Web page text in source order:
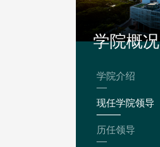
学院概况
学院介绍
现任学院领导
历任领导